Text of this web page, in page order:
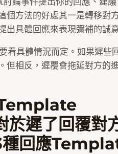
個方法的好處其一是轉移對
出具體回應來表現彌補的誠
看具體情況而定。如果遲
但相反，遲覆會拖延對方
於遲了回覆對
回應